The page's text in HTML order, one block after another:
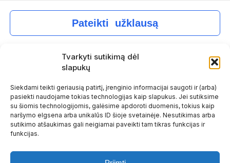
Tvarkyti sutikimą dėl
slapukų
Siekdami teikti geriausią patirtį, įrenginio informacijai saugoti ir (arba)
pasiekti naudojame tokias technologijas kaip slapukus. Jei sutiksime
su šiomis technologijomis, galėsime apdoroti duomenis, tokius kaip
naršymo elgsena arba unikalūs ID šioje svetainėje. Nesutikimas arba
sutikimo atšaukimas gali neigiamai paveikti tam tikras funkcijas ir
funkcijas.
Pateikti užklausą
+370 615 50000
Darbo laikas: I-V 8-17
Naudinga
SEO paslaugos
Slapukų politika